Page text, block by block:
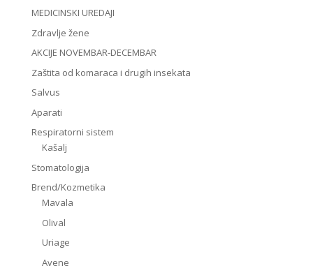
MEDICINSKI UREDAJI
Zdravlje žene
AKCIJE NOVEMBAR-DECEMBAR
Zaštita od komaraca i drugih insekata
Salvus
Aparati
Respiratorni sistem
Kašalj
Stomatologija
Brend/Kozmetika
Mavala
Olival
Uriage
Avene